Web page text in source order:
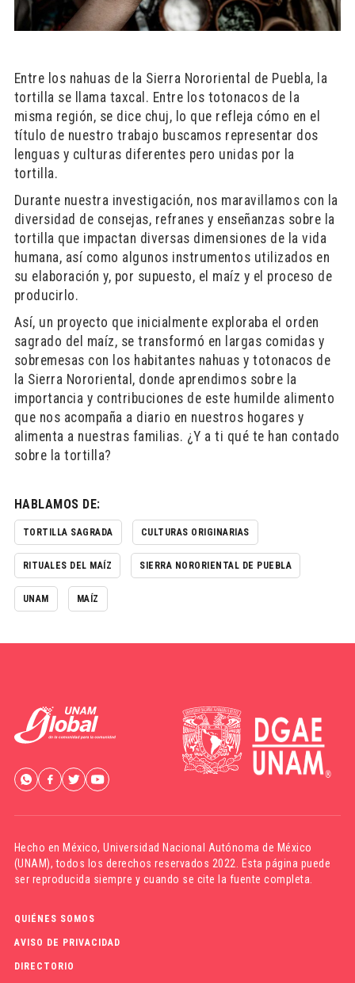
Entre los nahuas de la Sierra Nororiental de Puebla, la
tortilla se llama taxcal. Entre los totonacos de la
misma región, se dice chuj, lo que refleja cómo en el
título de nuestro trabajo buscamos representar dos
lenguas y culturas diferentes pero unidas por la
tortilla.
Durante nuestra investigación, nos maravillamos con la
diversidad de consejas, refranes y enseñanzas sobre la
tortilla que impactan diversas dimensiones de la vida
humana, así como algunos instrumentos utilizados en
su elaboración y, por supuesto, el maíz y el proceso de
producirlo.
Así, un proyecto que inicialmente exploraba el orden
sagrado del maíz, se transformó en largas comidas y
sobremesas con los habitantes nahuas y totonacos de
la Sierra Nororiental, donde aprendimos sobre la
importancia y contribuciones de este humilde alimento
que nos acompaña a diario en nuestros hogares y
alimenta a nuestras familias. ¿Y a ti qué te han contado
sobre la tortilla?
HABLAMOS DE:
TORTILLA SAGRADA CULTURAS ORIGINARIAS
RITUALES DEL MAÍZ SIERRA NORORIENTAL DE PUEBLA
UNAM MAÍZ
Hecho en México,Universidad Nacional Autónoma de México
(UNAM), todos los derechos reservados 2022. Esta página puede
ser reproducida siempre y cuando se cite la fuente completa.
QUIÉNES SOMOS
AVISO DE PRIVACIDAD
DIRECTORIO